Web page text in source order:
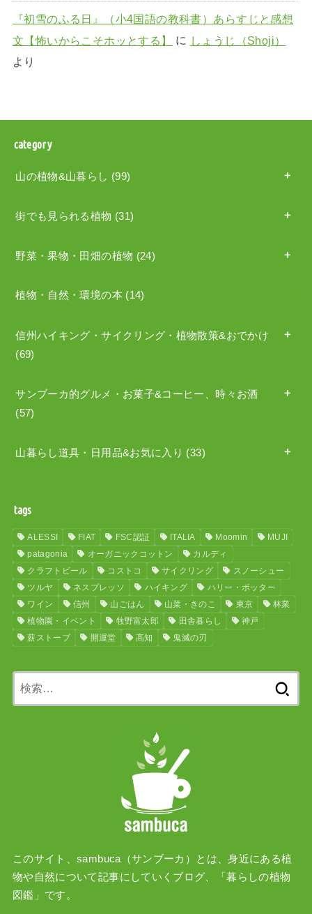
『初雪のふる日』（小4国語の教科書）あらすじと感想
文【怖いからこそホッとする】
に しょうじ（Shoji）
より
category
山の植物&山暮らし (99)
街でも見られる植物 (31)
野菜・果物・田畑の植物 (24)
植物・自然・環境の本 (14)
信州ハイキング・サイクリング・植物散策&おでかけ
(69)
サンブーカ的グルメ・お菓子&コーヒー、時々お酒
(57)
山暮らし道具・日用品&お気に入り (33)
tags
ALESSI FIAT FSC認証 ITALIA Moomin
MUJI
patagonia
オーガニックコットン
カルディ
クラフトビール
コストコ サイクリング
スノーシュー
ツルヤ
ネスプレッソ ハイキング
ハリー・ポッター
ワイン
信州 山ごはん 山菜・きのこ 東京
林業
植物園・イベント
牧野富太郎 田舎暮らし
神戸
薪ストーブ
開運堂 高知 鬼滅の刃
このサイト、sambuca（サンブーカ）とは、身近にある植
物や自然について記事にしていくブログ、「暮らしの植物
図鑑」です。